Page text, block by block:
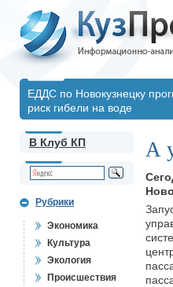
ЕДДС по Новокузнецку
риск гибели на воде
В Клуб КП
Рубрики
Экономика
Культура
Экология
Происшествия
А